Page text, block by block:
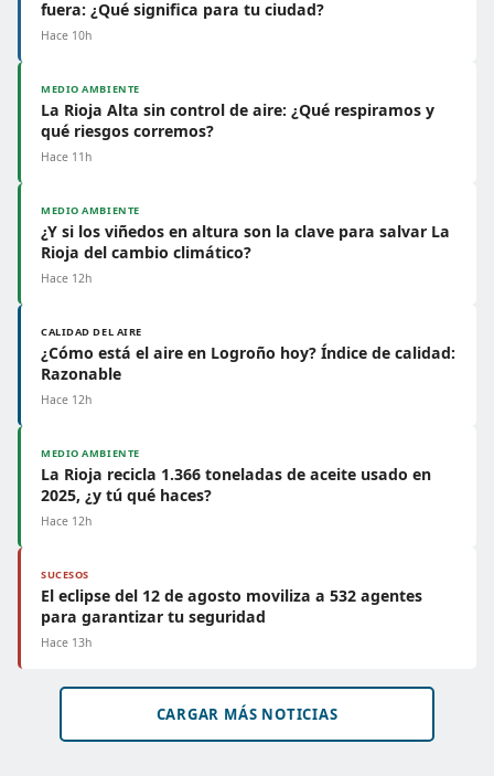
fuera: ¿Qué significa para tu ciudad?
Hace 10h
MEDIO AMBIENTE
La Rioja Alta sin control de aire: ¿Qué respiramos y
qué riesgos corremos?
Hace 11h
MEDIO AMBIENTE
¿Y si los viñedos en altura son la clave para salvar La
Rioja del cambio climático?
Hace 12h
CALIDAD DEL AIRE
¿Cómo está el aire en Logroño hoy? Índice de calidad:
Razonable
Hace 12h
MEDIO AMBIENTE
La Rioja recicla 1.366 toneladas de aceite usado en
2025, ¿y tú qué haces?
Hace 12h
SUCESOS
El eclipse del 12 de agosto moviliza a 532 agentes
para garantizar tu seguridad
Hace 13h
CARGAR MÁS NOTICIAS